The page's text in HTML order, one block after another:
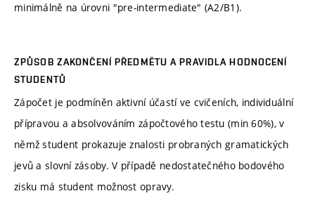
minimálně na úrovni "pre-intermediate" (A2/B1).
ZPŮSOB ZAKONČENÍ PŘEDMĚTU A PRAVIDLA HODNOCENÍ
STUDENTŮ
Zápočet je podmíněn aktivní účastí ve cvičeních, individuální
přípravou a absolvováním zápočtového testu (min 60%), v
němž student prokazuje znalosti probraných gramatických
jevů a slovní zásoby. V případě nedostatečného bodového
zisku má student možnost opravy.